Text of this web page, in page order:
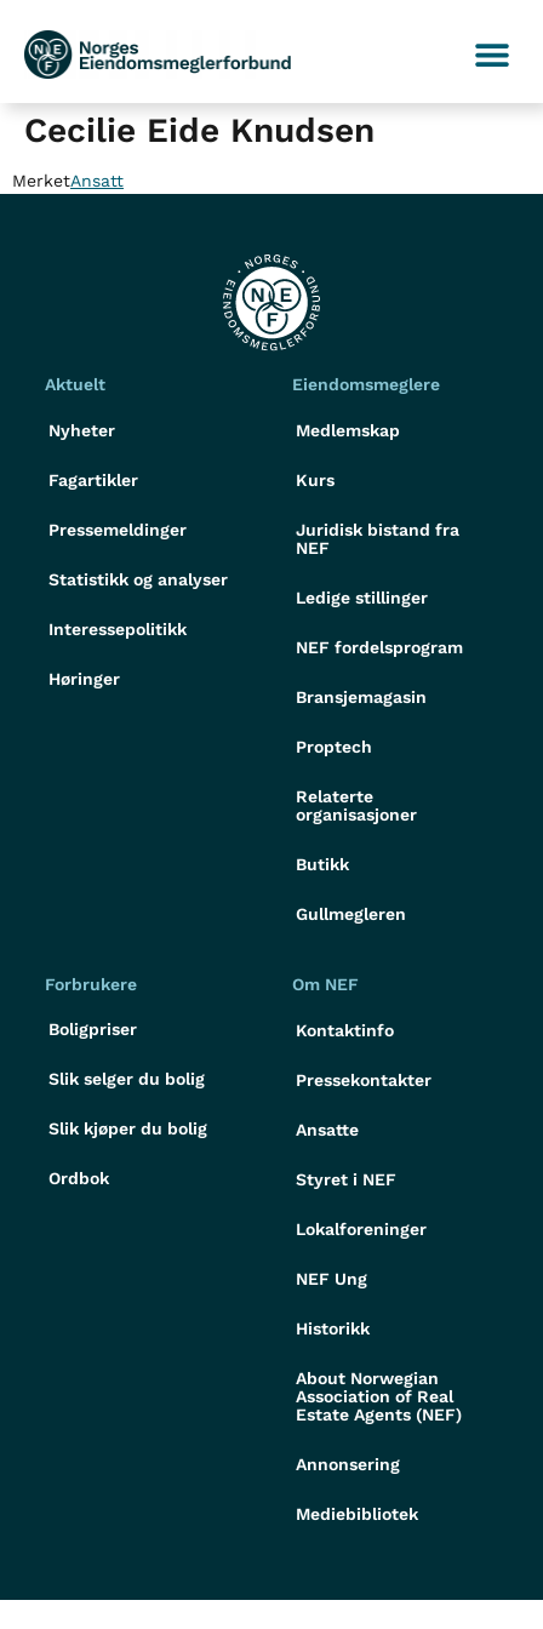
Cecilie Eide Knudsen
MerketAnsatt
Aktuelt
Nyheter
Fagartikler
Pressemeldinger
Statistikk og analyser
Interessepolitikk
Høringer
Eiendomsmeglere
Medlemskap
Kurs
Juridisk bistand fra
NEF
Ledige stillinger
NEF fordelsprogram
Bransjemagasin
Proptech
Relaterte
organisasjoner
Butikk
Gullmegleren
Forbrukere
Boligpriser
Slik selger du bolig
Slik kjøper du bolig
Ordbok
Om NEF
Kontaktinfo
Pressekontakter
Ansatte
Styret i NEF
Lokalforeninger
NEF Ung
Historikk
About Norwegian
Association of Real
Estate Agents (NEF)
Annonsering
Mediebibliotek